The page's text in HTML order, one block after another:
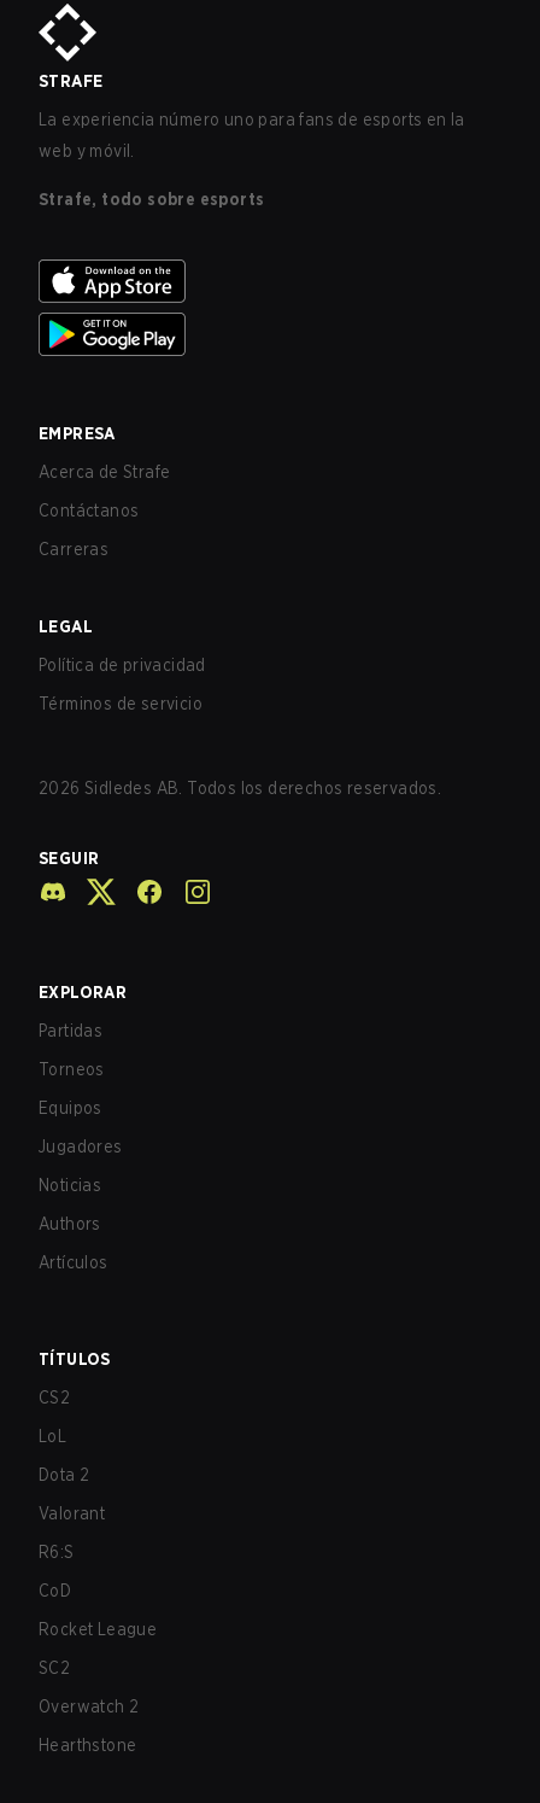
STRAFE
La experiencia número uno para fans de esports en la
web y móvil.
Strafe, todo sobre esports
EMPRESA
Acerca de Strafe
Contáctanos
Carreras
LEGAL
Política de privacidad
Términos de servicio
2026 Sidledes AB. Todos los derechos reservados.
SEGUIR
EXPLORAR
Partidas
Torneos
Equipos
Jugadores
Noticias
Authors
Artículos
TÍTULOS
CS2
LoL
Dota 2
Valorant
R6:S
CoD
Rocket League
SC2
Overwatch 2
Hearthstone